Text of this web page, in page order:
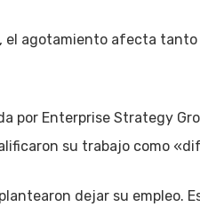
el agotamiento afecta
por Enterprise Strategy
su trabajo como
dejar su empleo.